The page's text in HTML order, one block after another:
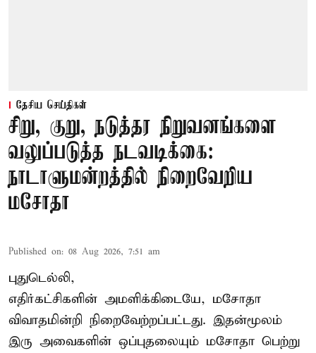
தேசிய செய்திகள்
சிறு, குறு, நடுத்தர நிறுவனங்களை
வலுப்படுத்த நடவடிக்கை:
நாடாளுமன்றத்தில் நிறைவேறிய
மசோதா
Published on: 08 Aug 2026, 7:51 am
புதுடெல்லி,
எதிர்கட்சிகளின் அமளிக்கிடையே, மசோதா
விவாதமின்றி நிறைவேற்றப்பட்டது. இதன்மூலம்
இரு அவைகளின் ஒப்புதலையும் மசோதா பெற்று